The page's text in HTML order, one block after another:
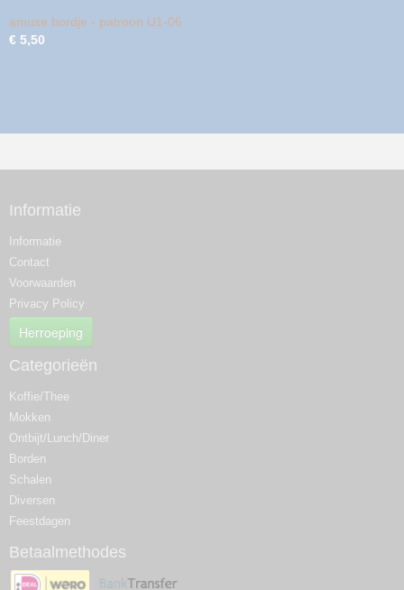
amuse bordje - patroon U1-06
€ 5,50
Informatie
Informatie
Contact
Voorwaarden
Privacy Policy
Herroeping
Categorieën
Koffie/Thee
Mokken
Ontbijt/Lunch/Diner
Borden
Schalen
Diversen
Feestdagen
Betaalmethodes